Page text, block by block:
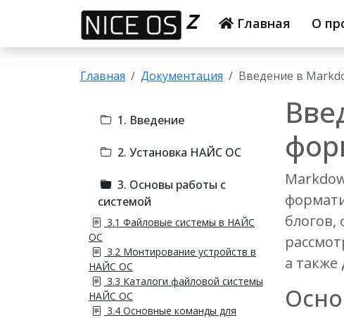
Z Главная О
Главная Документация Введение в
1. Введение
2. Установка НАЙС ОС
3. Основы работы с
системой
3.1 Файловые системы в НАЙС
ОС
3.2 Монтирование устройств в
НАЙС ОС
3.3 Каталоги файловой системы
НАЙС ОС
3.4 Основные команды для
блогов,
а